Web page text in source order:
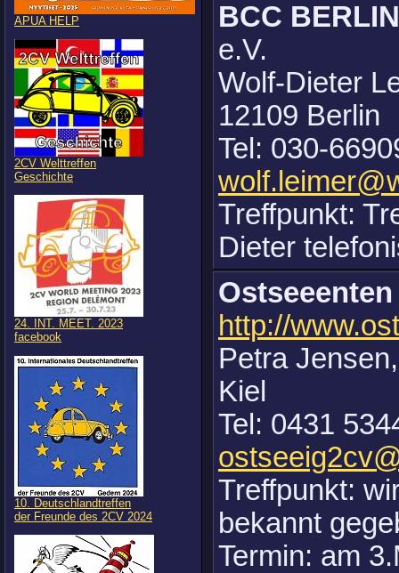
APUA HELP
2CV Welttreffen
Geschichte
24. INT. MEET. 2023
facebook
10. Deutschlandtreffen
der Freunde des 2CV 2024
BCC
e.V.
Wolf-Dieter
12109 Berlin
Tel: 030-
Treffpunkt:
Dieter
http://
Petra
Kiel
Tel: 0431
Treffpunkt:
bekannt
Termin: am